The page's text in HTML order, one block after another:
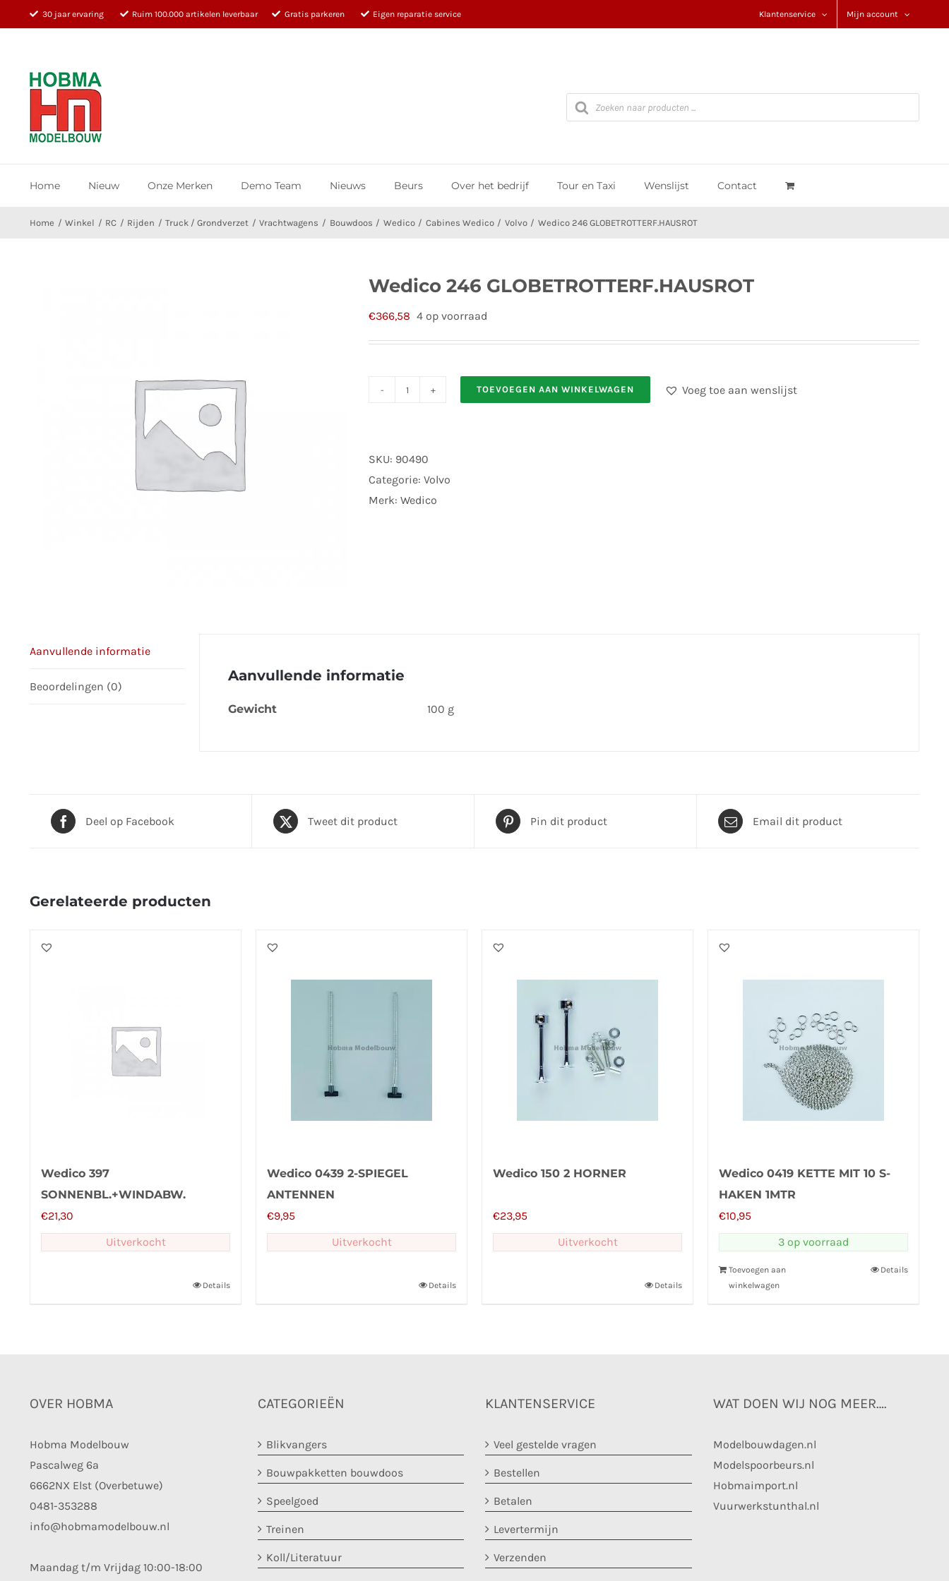
naar
30 jaar ervaring Ruim 100.000 artikelen leverbaar Gratis parkeren Eigen reparatie service Klantenservice Mijn account
Producten
zoeken
Home Nieuw Onze Merken Demo Team Nieuws Beurs Over het bedrijf Tour en Taxi Wenslijst Contact
Home Winkel RC Rijden Truck / Grondverzet Vrachtwagens Bouwdoos Wedico Cabines Wedico Volvo Wedico 246 GLOBETROTTERF.HAUSROT
Wedico 246 GLOBETROTTERF.HAUSROT
€366,58 4 op voorraad
aantal
TOEVOEGEN AAN WINKELWAGEN Voeg toe aan wenslijst
SKU: 90490
Categorie: Volvo
Merk: Wedico
Aanvullende informatie
Beoordelingen (0)
Aanvullende informatie
Gewicht 100 g
Deel op Facebook Tweet dit product Pin dit product Email dit product
Gerelateerde producten
Wedico 397
SONNENBL.+WINDABW.
VOLVO
€21,30
Uitverkocht
Details
Wedico 0439 2-SPIEGEL
ANTENNEN
€9,95
Uitverkocht
Details
Wedico 150 2 HORNER
€23,95
Uitverkocht
Details
Wedico 0419 KETTE MIT 10 S-
HAKEN 1MTR
€10,95
3 op voorraad
Toevoegen aan
winkelwagen
Details
OVER HOBMA
Hobma Modelbouw
Pascalweg 6a
6662NX Elst (Overbetuwe)
0481-353288
info@hobmamodelbouw.nl
Maandag t/m Vrijdag 10:00-18:00
CATEGORIEËN
Blikvangers
Bouwpakketten bouwdoos
Speelgoed
Treinen
Koll/Literatuur
KLANTENSERVICE
Veel gestelde vragen
Bestellen
Betalen
Levertermijn
Verzenden
WAT DOEN WIJ NOG MEER….
Modelbouwdagen.nl
Modelspoorbeurs.nl
Hobmaimport.nl
Vuurwerkstunthal.nl